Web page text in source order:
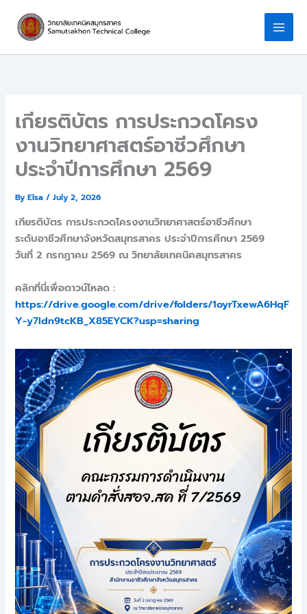
content
เกียรติบัตร การประกวดโครง
งานวิทยาศาสตร์อาชีวศึกษา
ประจำปีการศึกษา 2569
ByElsa/July 2, 2026
เกียรติบัตร การประกวดโครงงานวิทยาศาสตร์อาชีวศึกษา
ระดับอาชีวศึกษาจังหวัดสมุทรสาคร ประจำปีการศึกษา 2569
วันที่ 2 กรกฎาคม 2569 ณ วิทยาลัยเทคนิคสมุทรสาคร
คลิกที่นี่เพื่อดาวน์โหลด :
https://drive.google.com/drive/folders/1oyrTxewA6HqF
Y-y7ldn9tcKB_X85EYCK?usp=sharing